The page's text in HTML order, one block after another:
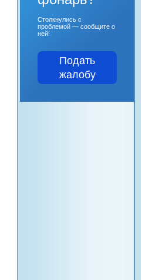
Столкнулись с
проблемой — сообщите о
ней!
Подать
жалобу